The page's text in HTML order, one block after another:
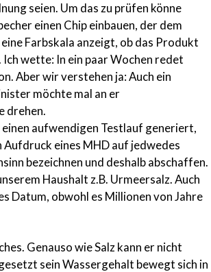
seien. Um das zu prüfen könne
einen Chip einbauen, der dem
Farbskala anzeigt, ob das Produkt
wette: In ein paar Wochen redet
Aber wir verstehen ja: Auch ein
möchte mal an er
drehen.
aufwendigen Testlauf generiert,
Aufdruck eines MHDauf jedwedes
bezeichnen und deshalb abschaffen.
Haushalt z.B. Urmeersalz. Auch
Datum, obwohl es Millionen von Jahre
Genauso wie Salz kann er nicht
sein Wassergehalt bewegt sich in